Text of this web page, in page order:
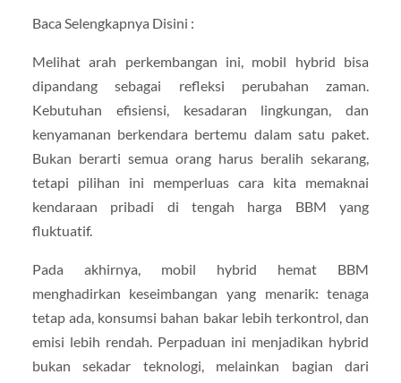
Baca Selengkapnya Disini :
Melihat arah perkembangan ini, mobil hybrid bisa
dipandang sebagai refleksi perubahan zaman.
Kebutuhan efisiensi, kesadaran lingkungan, dan
kenyamanan berkendara bertemu dalam satu paket.
Bukan berarti semua orang harus beralih sekarang,
tetapi pilihan ini memperluas cara kita memaknai
kendaraan pribadi di tengah harga BBM yang
fluktuatif.
Pada akhirnya, mobil hybrid hemat BBM
menghadirkan keseimbangan yang menarik: tenaga
tetap ada, konsumsi bahan bakar lebih terkontrol, dan
emisi lebih rendah. Perpaduan ini menjadikan hybrid
bukan sekadar teknologi, melainkan bagian dari